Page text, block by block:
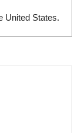
United States.